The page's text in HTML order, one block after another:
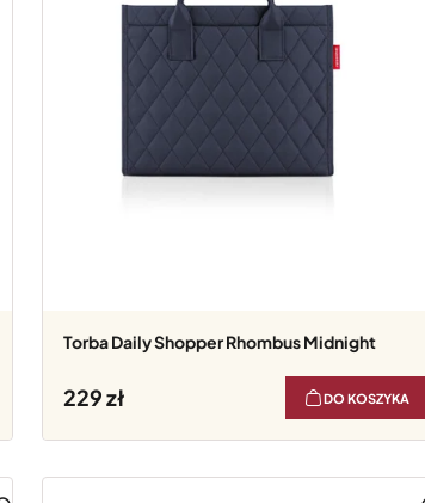
Torba Daily Shopper Rhombus Midnight
229 DO KOSZYKA